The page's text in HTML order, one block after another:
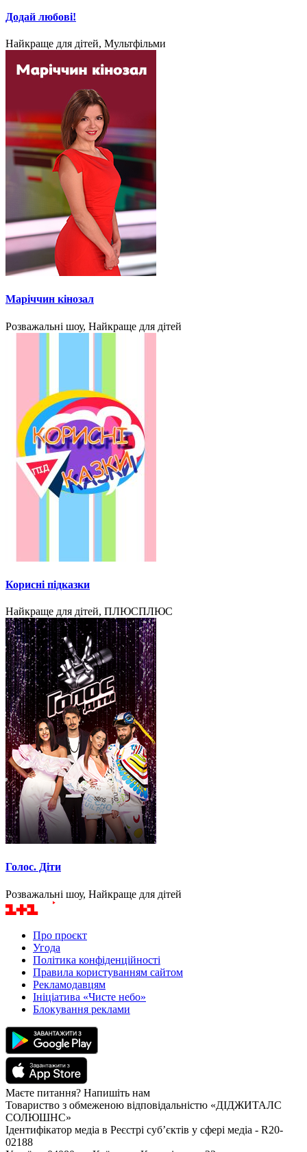
Додай любові!
Найкраще для дітей, Мультфільми
Маріччин кінозал
Розважальні шоу, Найкраще для дітей
Корисні підказки
Найкраще для дітей, ПЛЮСПЛЮС
Голос. Діти
Розважальні шоу, Найкраще для дітей
Про проєкт
Угода
Політика конфіденційності
Правила користуванням сайтом
Рекламодавцям
Ініціатива «Чисте небо»
Блокування реклами
Маєте питання? Напишіть нам
Товариство з обмеженою відповідальністю «ДІДЖИТАЛС
СОЛЮШНС»
Ідентифікатор медіа в Реєстрі суб’єктів у сфері медіа - R20-
02188